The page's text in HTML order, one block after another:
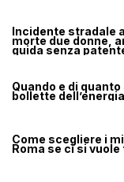
Incidente stradale
morte due donne,
guida senza
Quando e di
bollette
Come scegliere i
Roma se ci si